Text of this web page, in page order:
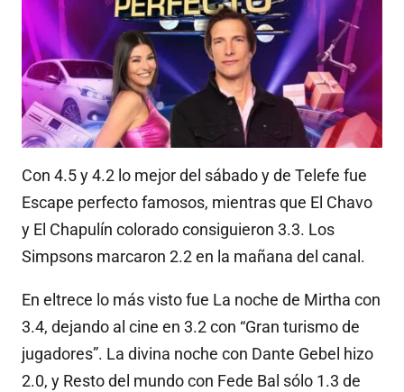
Con 4.5 y 4.2 lo mejor del sábado y de Telefe fue
Escape perfecto famosos, mientras que El Chavo
y El Chapulín colorado consiguieron 3.3. Los
Simpsons marcaron 2.2 en la mañana del canal.
En eltrece lo más visto fue La noche de Mirtha con
3.4, dejando al cine en 3.2 con “Gran turismo de
jugadores”. La divina noche con Dante Gebel hizo
2.0, y Resto del mundo con Fede Bal sólo 1.3 de